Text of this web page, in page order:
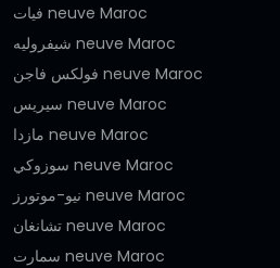
فيات neuve Maroc
شيفروليه neuve Maroc
فولكس فاجن neuve Maroc
سيريس neuve Maroc
مازدا neuve Maroc
سوزوكي neuve Maroc
نيو-موتورز neuve Maroc
تشانغان neuve Maroc
سمارت neuve Maroc